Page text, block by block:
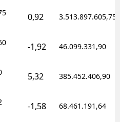
0,92 3.513.897.605,75
-1,92 46.099.331,90
5,32 385.452.406,90
-1,58 68.461.191,64